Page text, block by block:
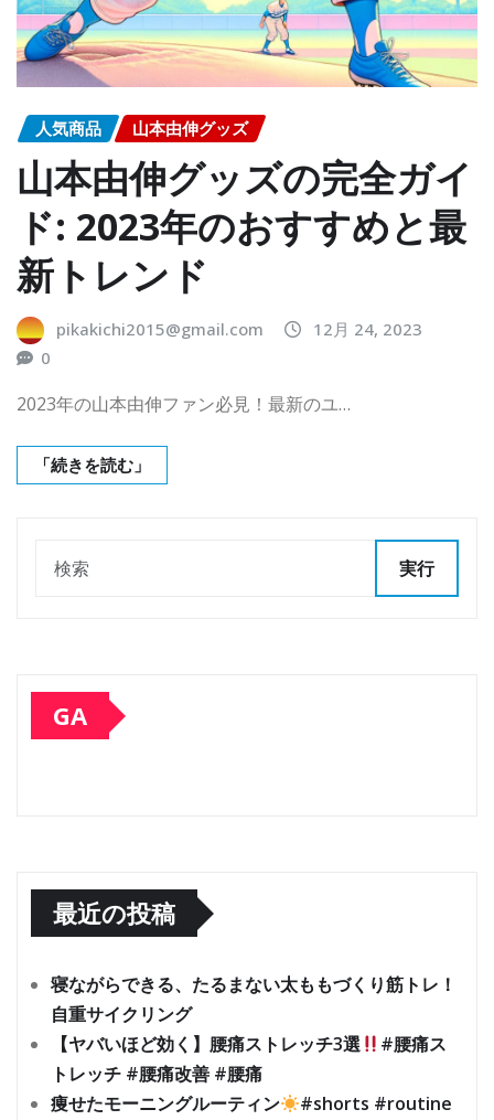
人気商品 山本由伸グッズ
山本由伸グッズの完全ガイ
ド: 2023年のおすすめと最
新トレンド
pikakichi2015@gmail.com
12月 24, 2023
0
2023年の山本由伸ファン必見！最新のユ…
「続きを読む」
実行
GA
最近の投稿
寝ながらできる、たるまない太ももづくり筋トレ！
自重サイクリング
【ヤバいほど効く】腰痛ストレッチ3選
#腰痛ス
トレッチ #腰痛改善 #腰痛
痩せたモーニングルーティン
#shorts #routine